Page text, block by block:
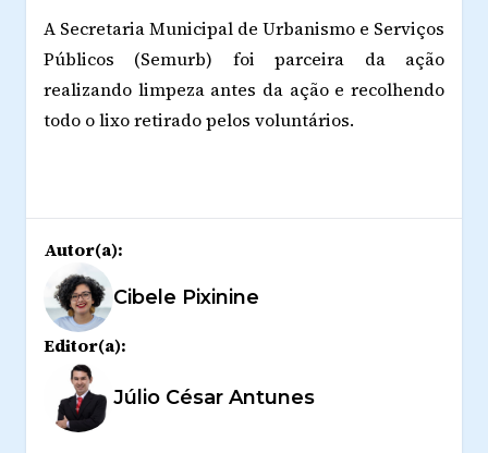
A Secretaria Municipal de Urbanismo e Serviços
Públicos (Semurb) foi parceira da ação
realizando limpeza antes da ação e recolhendo
todo o lixo retirado pelos voluntários.
Autor(a):
Cibele Pixinine
Editor(a):
Júlio César Antunes